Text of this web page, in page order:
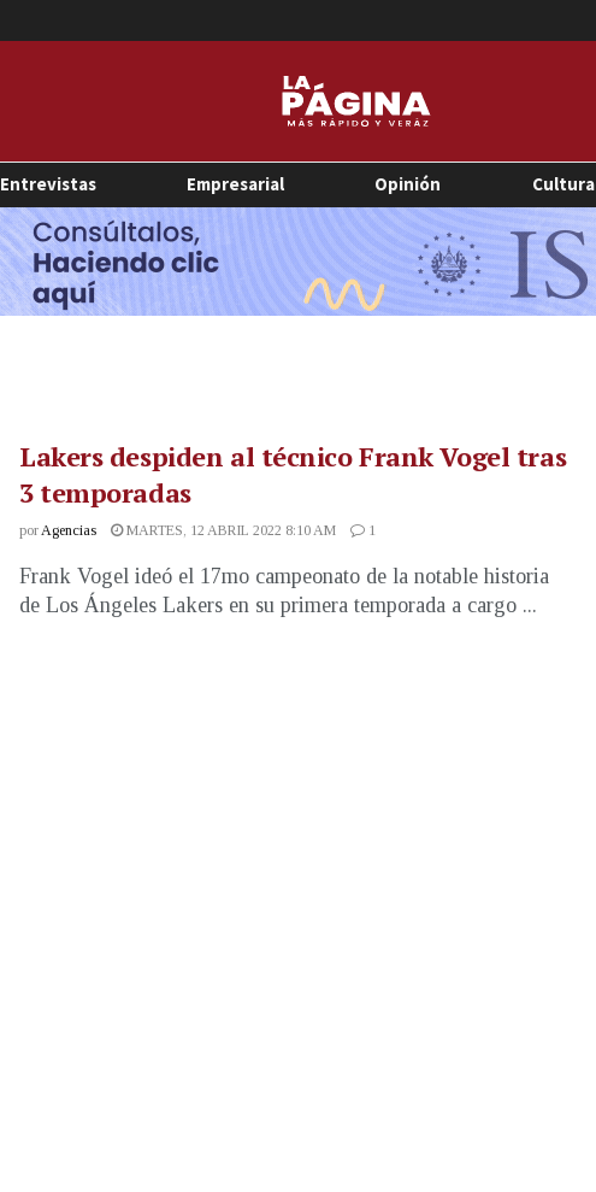
Entrevistas Empresarial Opinión Cultura
Lakers despiden al técnico Frank Vogel tras
3 temporadas
porAgencias MARTES, 12 ABRIL 2022 8:10 AM 1
Frank Vogel ideó el 17mo campeonato de la notable historia
de Los Ángeles Lakers en su primera temporada a cargo ...